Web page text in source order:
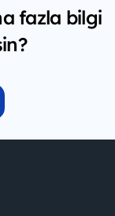
fazla bilgi